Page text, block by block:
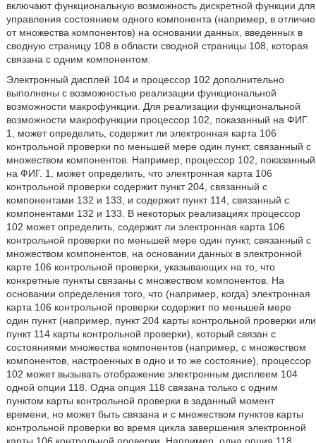
включают функциональную возможность дискретной функции для
управления состоянием одного компонента (например, в отличие
от множества компонентов) на основании данных, введенных в
сводную страницу 108 в области сводной страницы 108, которая
связана с одним компонентом.
Электронный дисплей 104 и процессор 102 дополнительно
выполнены с возможностью реализации функциональной
возможности макрофункции. Для реализации функциональной
возможности макрофункции процессор 102, показанный на ФИГ.
1, может определить, содержит ли электронная карта 106
контрольной проверки по меньшей мере один пункт, связанный с
множеством компонентов. Например, процессор 102, показанный
на ФИГ. 1, может определить, что электронная карта 106
контрольной проверки содержит пункт 204, связанный с
компонентами 132 и 133, и содержит пункт 114, связанный с
компонентами 132 и 133. В некоторых реализациях процессор
102 может определить, содержит ли электронная карта 106
контрольной проверки по меньшей мере один пункт, связанный с
множеством компонентов, на основании данных в электронной
карте 106 контрольной проверки, указывающих на то, что
конкретные пункты связаны с множеством компонентов. На
основании определения того, что (например, когда) электронная
карта 106 контрольной проверки содержит по меньшей мере
один пункт (например, пункт 204 карты контрольной проверки или
пункт 114 карты контрольной проверки), который связан с
состояниями множества компонентов (например, с множеством
компонентов, настроенных в одно и то же состояние), процессор
102 может вызывать отображение электронным дисплеем 104
одной опции 118. Одна опция 118 связана только с одним
пунктом карты контрольной проверки в заданный момент
времени, но может быть связана и с множеством пунктов карты
контрольной проверки во время цикла завершения электронной